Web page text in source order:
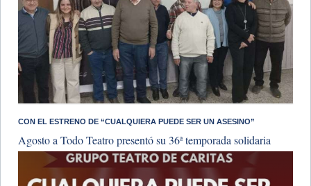
CON EL ESTRENO DE “CUALQUIERA PUEDE SER UN ASESINO”
Agosto a Todo Teatro presentó su 36ª temporada solidaria